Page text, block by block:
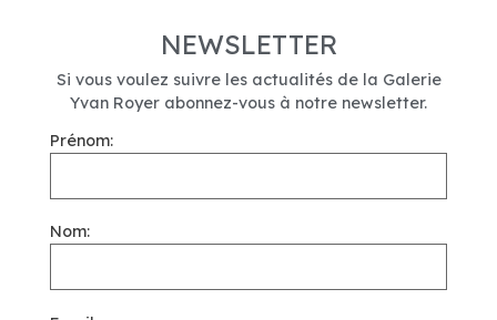
NEWSLETTER
Si vous voulez suivre les actualités de la Galerie
Yvan Royer abonnez-vous à notre newsletter.
Prénom:
Nom: